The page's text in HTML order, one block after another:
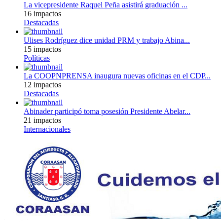
La vicepresidente Raquel Peña asistirá graduación ...
16 impactos
Destacadas
Ulises Rodríguez dice unidad PRM y trabajo Abina...
15 impactos
Políticas
La COOPNPRENSA inaugura nuevas oficinas en el CDP...
12 impactos
Destacadas
Abinader participó toma posesión Presidente Abelar...
21 impactos
Internacionales